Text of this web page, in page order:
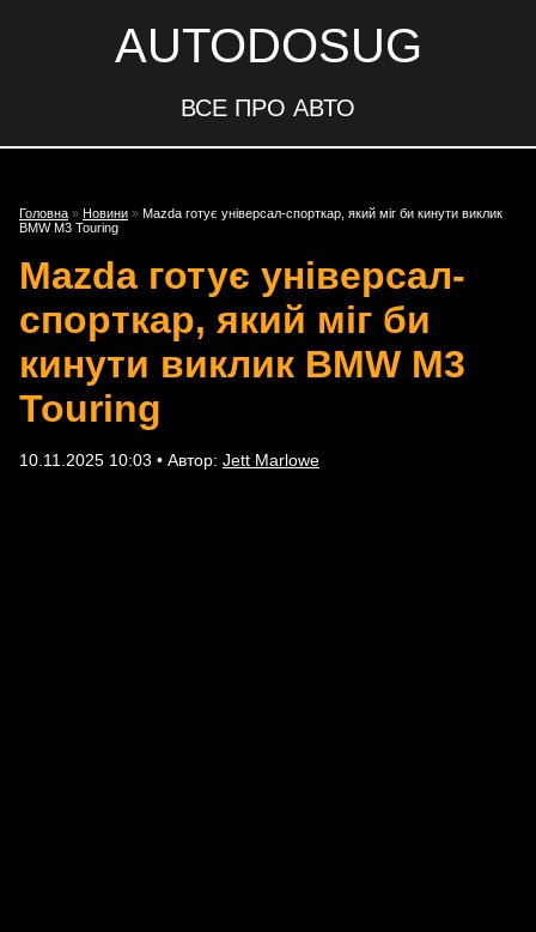
AUTODOSUG
ВСЕ ПРО АВТО
Головна » Новини » Mazda готує універсал-спорткар, який міг би кинути виклик
BMW M3 Touring
Mazda готує універсал-
спорткар, який міг би
кинути виклик BMW M3
Touring
10.11.2025 10:03 • Автор: Jett Marlowe